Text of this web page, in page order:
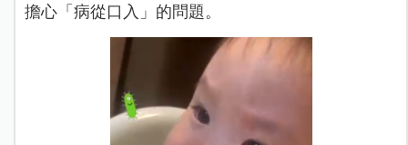
擔心「病從口入」的問題。